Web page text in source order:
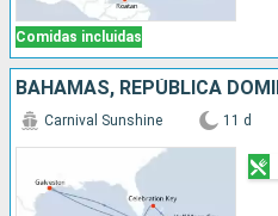
Comidas incluidas
Carnival Sunshine 11 d